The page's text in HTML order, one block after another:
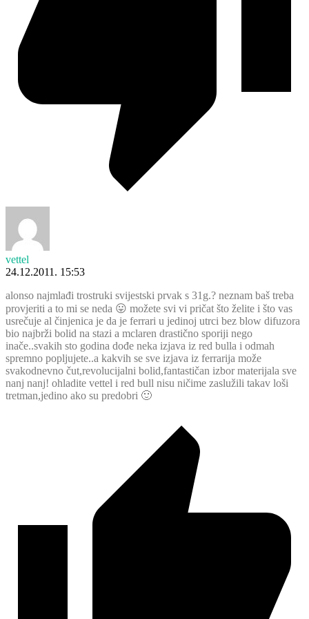
vettel
24.12.2011. 15:53
alonso najmlađi trostruki svijestski prvak s 31g.? neznam baš treba
provjeriti a to mi se neda 😛 možete svi vi pričat što želite i što vas
usrečuje al činjenica je da je ferrari u jedinoj utrci bez blow difuzora
bio najbrži bolid na stazi a mclaren drastično sporiji nego
inače..svakih sto godina dođe neka izjava iz red bulla i odmah
spremno popljujete..a kakvih se sve izjava iz ferrarija može
svakodnevno čut,revolucijalni bolid,fantastičan izbor materijala sve
nanj nanj! ohladite vettel i red bull nisu ničime zaslužili takav loši
tretman,jedino ako su predobri 🙂